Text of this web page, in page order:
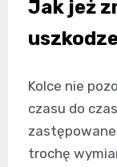
Jak jeż
Kolce nie
czasu do
trochę